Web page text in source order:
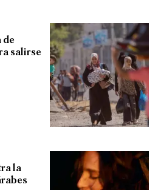
de
salirse
la